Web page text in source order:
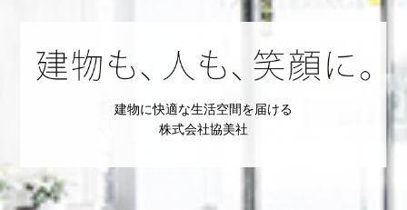
建物に快適な生活空間を届ける
株式会社協美社